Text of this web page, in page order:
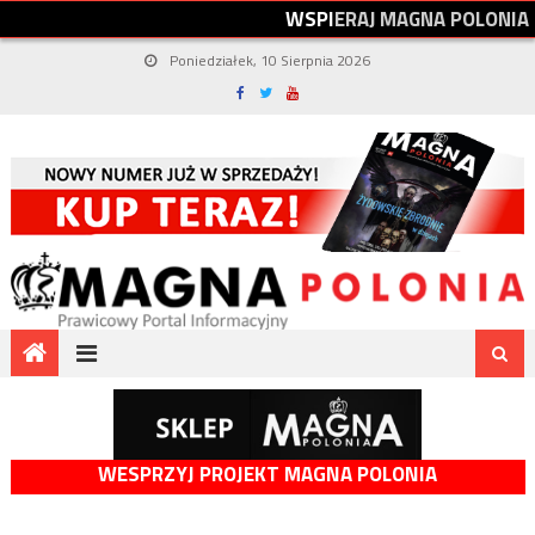
WSPIERAJMAGNAPOLONIA
Poniedziałek, 10 Sierpnia 2026
WESPRZYJ PROJEKT MAGNA POLONIA